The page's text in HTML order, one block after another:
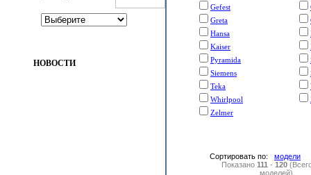
НОВОСТИ
Gefest
Greta
Hansa
Kaiser
Pyramida
Siemens
Teka
Whirlpool
Zelmer
Сортировать по: модели
Показано 111 - 120
моделей)